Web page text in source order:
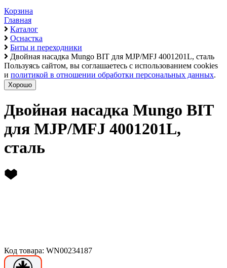
Корзина
Главная
Каталог
Оснастка
Биты и переходники
Двойная насадка Mungo BIT для MJP/MFJ 4001201L, сталь
Пользуясь сайтом, вы соглашаетесь с использованием cookies
и политикой в отношении обработки персональных данных.
Хорошо
Двойная насадка Mungo BIT
для MJP/MFJ 4001201L,
сталь
Код товара: WN00234187